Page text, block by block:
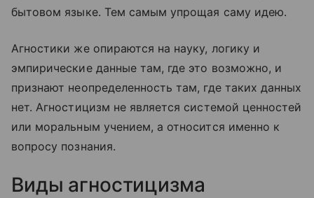
бытовом языке. Тем самым упрощая саму идею.
Агностики же опираются на науку, логику и
эмпирические данные там, где это возможно, и
признают неопределенность там, где таких данных
нет. Агностицизм не является системой ценностей
или моральным учением, а относится именно к
вопросу познания.
Виды агностицизма